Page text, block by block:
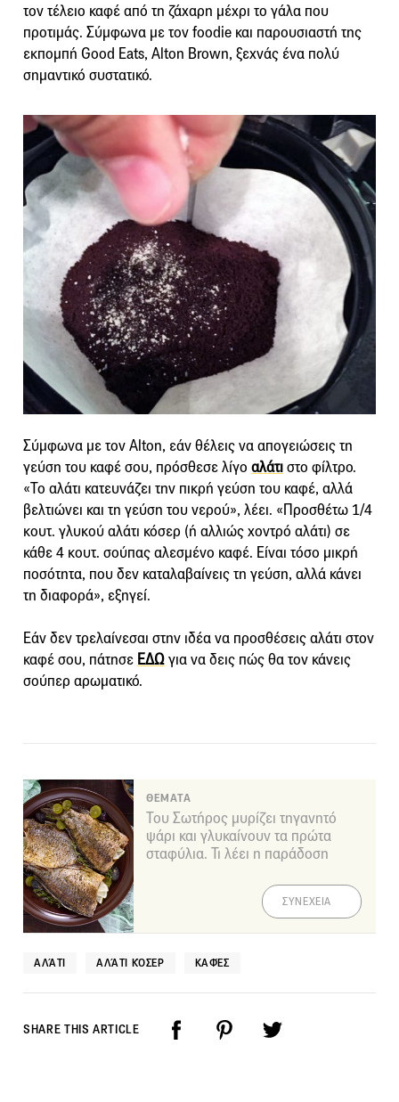
τον τέλειο καφέ από τη ζάχαρη μέχρι το γάλα που
προτιμάς. Σύμφωνα με τον foodie και παρουσιαστή της
εκπομπή Good Eats, Alton Brown, ξεχνάς ένα πολύ
σημαντικό συστατικό.
Σύμφωνα με τον Alton, εάν θέλεις να απογειώσεις τη
γεύση του καφέ σου, πρόσθεσε λίγο αλάτιστο φίλτρο.
«Το αλάτι κατευνάζει την πικρή γεύση του καφέ, αλλά
βελτιώνει και τη γεύση του νερού», λέει. «Προσθέτω 1/4
κουτ. γλυκού αλάτι κόσερ (ή αλλιώς χοντρό αλάτι) σε
κάθε 4 κουτ. σούπας αλεσμένο καφέ. Είναι τόσο μικρή
ποσότητα, που δεν καταλαβαίνεις τη γεύση, αλλά κάνει
τη διαφορά», εξηγεί.
Εάν δεν τρελαίνεσαι στην ιδέα να προσθέσεις αλάτι στον
καφέ σου, πάτησε ΕΔΩγια να δεις πώς θα τον κάνεις
σούπερ αρωματικό.
ΘΕΜΑΤΑ
Του Σωτήρος μυρίζει τηγανητό
ψάρι και γλυκαίνουν τα πρώτα
σταφύλια. Τι λέει η παράδοση
ΣΥΝΕΧΕΙΑ
ΑΛΆΤΙ ΑΛΆΤΙ ΚΌΣΕΡ ΚΑΦΈΣ
SHARE THIS ARTICLE